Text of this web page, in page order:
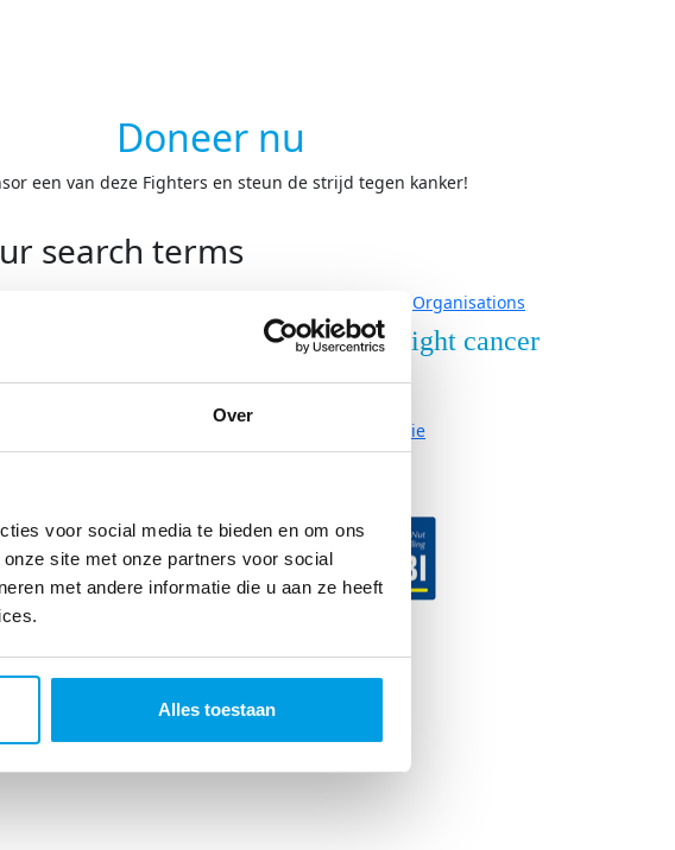
Over
voor social media te bieden en om ons
site met onze partners voor social
met andere informatie die u aan ze heeft
Alles toestaan
Doneer nu
een van deze Fighters en steun de strijd tegen kanker!
search terms
Organisations
Over Fight cancer
Organisatie
Vacatures
Fight cancer. 2026